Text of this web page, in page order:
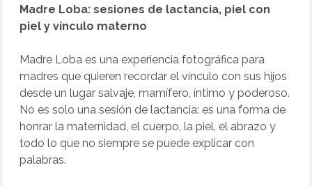
Madre Loba: sesiones de lactancia, piel con
piel y vínculo materno
Madre Loba es una experiencia fotográfica para
madres que quieren recordar el vínculo con sus hijos
desde un lugar salvaje, mamífero, íntimo y poderoso.
No es solo una sesión de lactancia: es una forma de
honrar la maternidad, el cuerpo, la piel, el abrazo y
todo lo que no siempre se puede explicar con
palabras.